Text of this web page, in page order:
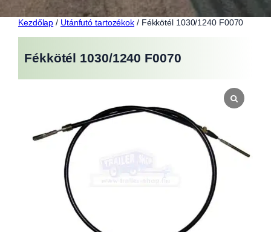
Kezdőlap / Utánfutó tartozékok / Fékkötél 1030/1240 F0070
Fékkötél 1030/1240 F0070